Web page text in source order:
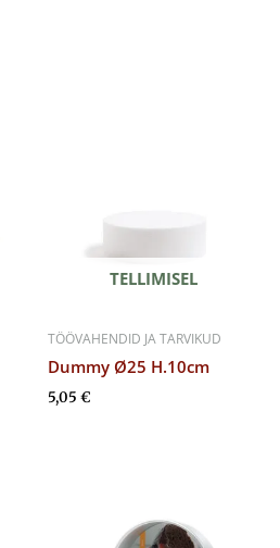
TELLIMISEL
TÖÖVAHENDID JA TARVIKUD
Dummy Ø25 H.10cm
5,05 €